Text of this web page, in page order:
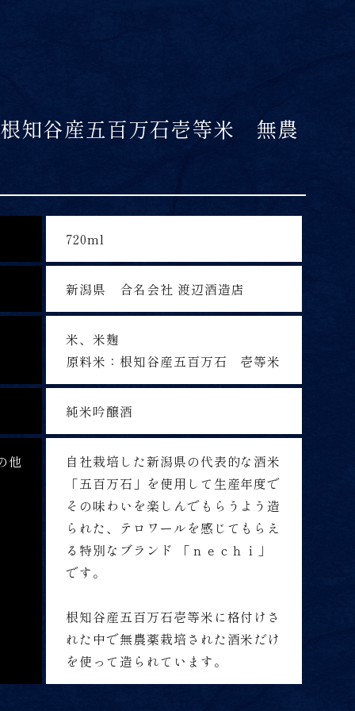
知谷産五百万石壱等米 無農
720ml
新潟県 合名会社 渡辺酒造店
米、米麹
原料米：根知谷産五百万石 壱等米
純米吟醸酒
他
自社栽培した新潟県の代表的な酒米
「五百万石」を使用して生産年度で
その味わいを楽しんでもらうよう造
られた、テロワールを感じてもらえ
る特別なブランド 「ｎｅｃｈｉ」
です。
根知谷産五百万石壱等米に格付けさ
れた中で無農薬栽培された酒米だけ
を使って造られています。